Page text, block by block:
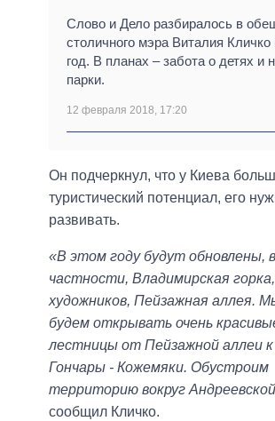
Слово и Дело разбиралось в
столичного мэра Виталия Кличко
год. В планах – забота о детях и
парки.
12 февраля 2018, 17:20
Он подчеркнул, что у Киева
туристический потенциал, его
развивать.
«В этом году будут обновлены, в
частности, Владимирская
художников, Пейзажная аллея.
будем открывать очень
лестницы от Пейзажной аллеи
Гончары - Кожемяки. Обустроим
территорию вокруг
сообщил Кличко.